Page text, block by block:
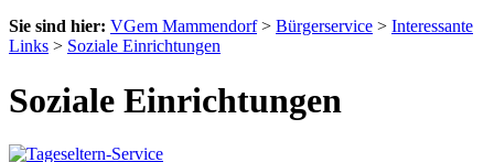
Sie sind hier: VGem Mammendorf> Bürgerservice > Interessante
Links > Soziale Einrichtungen
Soziale Einrichtungen